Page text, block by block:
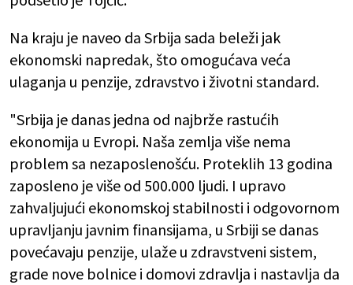
Na kraju je naveo da Srbija sada beleži jak
ekonomski napredak, što omogućava veća
ulaganja u penzije, zdravstvo i životni standard.
"Srbija je danas jedna od najbrže rastućih
ekonomija u Evropi. Naša zemlja više nema
problem sa nezaposlenošću. Proteklih 13 godina
zaposleno je više od 500.000 ljudi. I upravo
zahvaljujući ekonomskoj stabilnosti i odgovornom
upravljanju javnim finansijama, u Srbiji se danas
povećavaju penzije, ulaže u zdravstveni sistem,
grade nove bolnice i domovi zdravlja i nastavlja da